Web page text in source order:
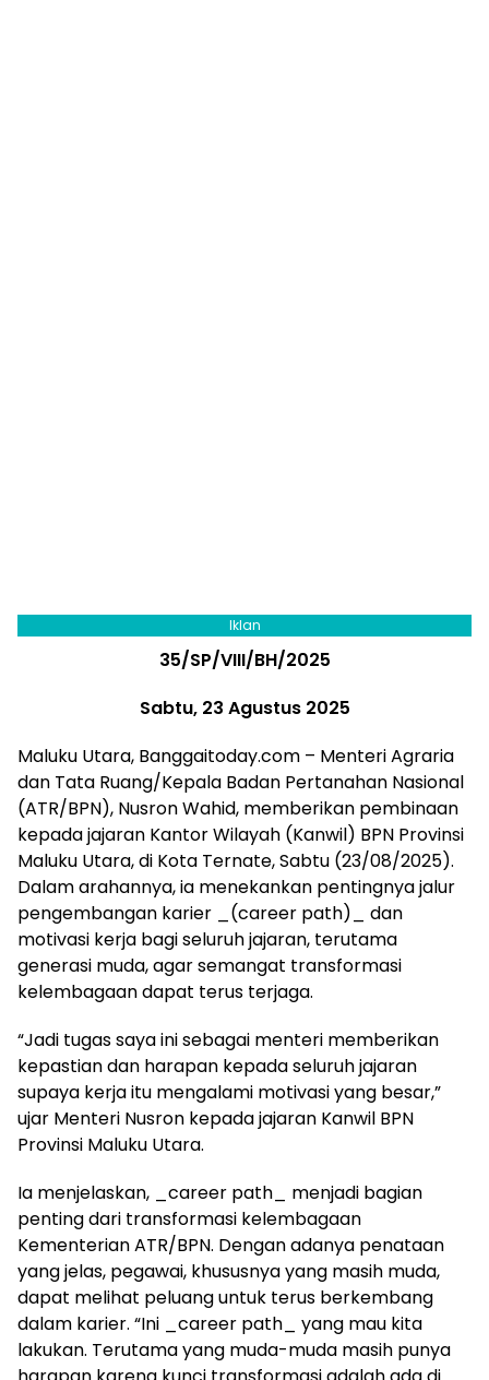
Iklan
35/SP/VIII/BH/2025
Sabtu, 23 Agustus 2025
Maluku Utara, Banggaitoday.com – Menteri Agraria
dan Tata Ruang/Kepala Badan Pertanahan Nasional
(ATR/BPN), Nusron Wahid, memberikan pembinaan
kepada jajaran Kantor Wilayah (Kanwil) BPN Provinsi
Maluku Utara, di Kota Ternate, Sabtu (23/08/2025).
Dalam arahannya, ia menekankan pentingnya jalur
pengembangan karier _(career path)_ dan
motivasi kerja bagi seluruh jajaran, terutama
generasi muda, agar semangat transformasi
kelembagaan dapat terus terjaga.
“Jadi tugas saya ini sebagai menteri memberikan
kepastian dan harapan kepada seluruh jajaran
supaya kerja itu mengalami motivasi yang besar,”
ujar Menteri Nusron kepada jajaran Kanwil BPN
Provinsi Maluku Utara.
Ia menjelaskan, _career path_ menjadi bagian
penting dari transformasi kelembagaan
Kementerian ATR/BPN. Dengan adanya penataan
yang jelas, pegawai, khususnya yang masih muda,
dapat melihat peluang untuk terus berkembang
dalam karier. “Ini _career path_ yang mau kita
lakukan. Terutama yang muda-muda masih punya